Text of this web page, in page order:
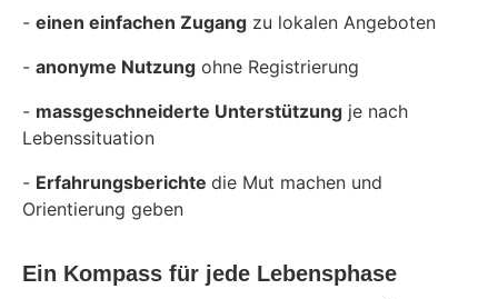
- einen einfachen Zugang zu lokalen Angeboten
- anonyme Nutzung ohne Registrierung
- massgeschneiderte Unterstützung je nach
Lebenssituation
- Erfahrungsberichte die Mut machen und
Orientierung geben
Ein Kompass für jede Lebensphase